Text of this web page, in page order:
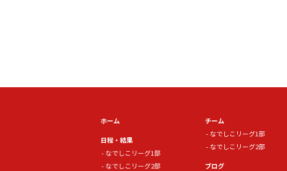
ホーム
日程・結果
なでしこリーグ1部
なでしこリーグ2部
チーム
なでしこリーグ1部
なでしこリーグ2部
ブログ